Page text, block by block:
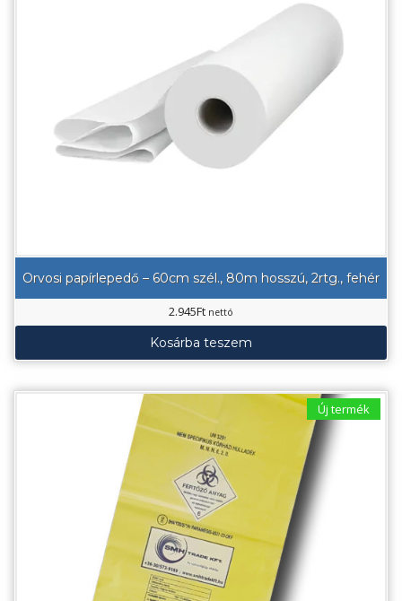
Orvosi papírlepedő – 60cm szél., 80m hosszú, 2rtg., fehér
2.945Ft nettó
Kosárba teszem
Új termék